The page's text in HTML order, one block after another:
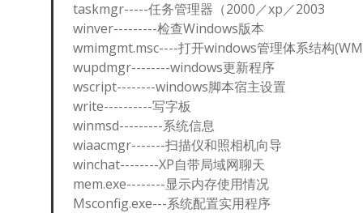
taskmgr-----任务管理器（2000／xp／2003
winver---------检查Windows版本
wmimgmt.msc----打开windows管理体系结构
wupdmgr--------windows更新程序
wscript--------windows脚本宿主设置
write----------写字板
winmsd---------系统信息
wiaacmgr-------扫描仪和照相机向导
winchat--------XP自带局域网聊天
mem.exe--------显示内存使用情况
Msconfig.exe---系统配置实用程序